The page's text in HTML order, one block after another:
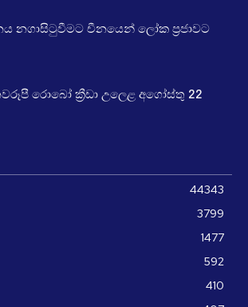
නගාසිටුවීමට චීනයෙන් ලෝක ප්‍රජාවට
රොබෝ ක්‍රීඩා උලෙළ අගෝස්තු 22
44343
3799
1477
592
410